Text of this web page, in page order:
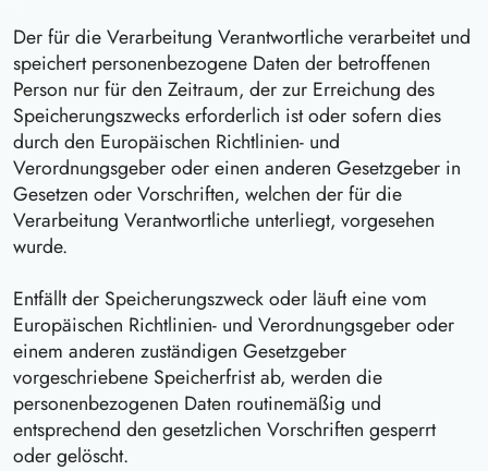
Der für die Verarbeitung Verantwortliche verarbeitet und
speichert personenbezogene Daten der betroffenen
Person nur für den Zeitraum, der zur Erreichung des
Speicherungszwecks erforderlich ist oder sofern dies
durch den Europäischen Richtlinien- und
Verordnungsgeber oder einen anderen Gesetzgeber in
Gesetzen oder Vorschriften, welchen der für die
Verarbeitung Verantwortliche unterliegt, vorgesehen
wurde.
Entfällt der Speicherungszweck oder läuft eine vom
Europäischen Richtlinien- und Verordnungsgeber oder
einem anderen zuständigen Gesetzgeber
vorgeschriebene Speicherfrist ab, werden die
personenbezogenen Daten routinemäßig und
entsprechend den gesetzlichen Vorschriften gesperrt
oder gelöscht.